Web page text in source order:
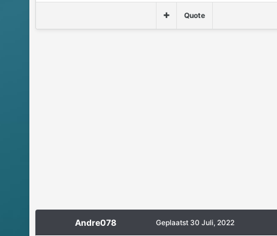
Quote
Andre078 Geplaatst 30 Juli, 2022